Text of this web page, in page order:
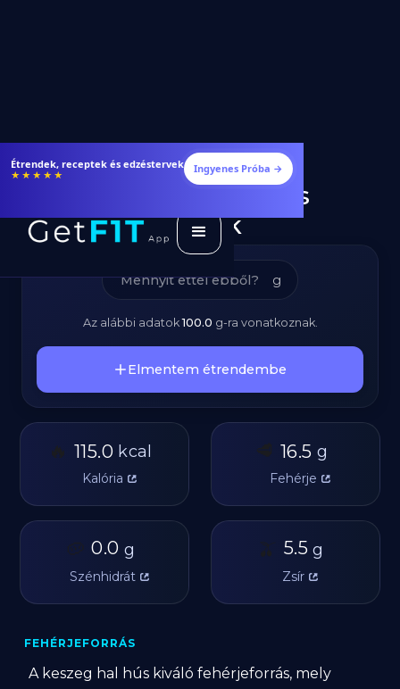
Étrendek, receptek és edzéstervek
★★★★★ Ingyenes Próba →
Keszeg Hal Hús –
Kalóriatartalom és
Tápanyagok
g
Az alábbi adatok100.0 g-ra vonatkoznak.
Elmentem étrendembe
🔥 115.0 kcal
Kalória
🥩 16.5 g
Fehérje
🥔 0.0 g
Szénhidrát
🫒 5.5 g
Zsír
FEHÉRJEFORRÁS
A keszeg hal hús kiváló fehérjeforrás, mely